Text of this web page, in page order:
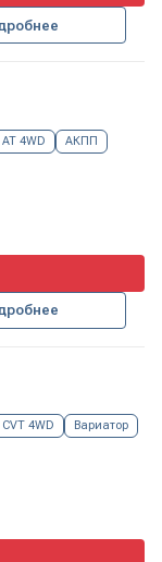
4WD АКПП
4WD Вариатор